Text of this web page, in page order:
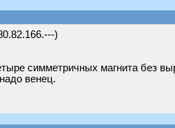
)
симметричных магнита без
венец.